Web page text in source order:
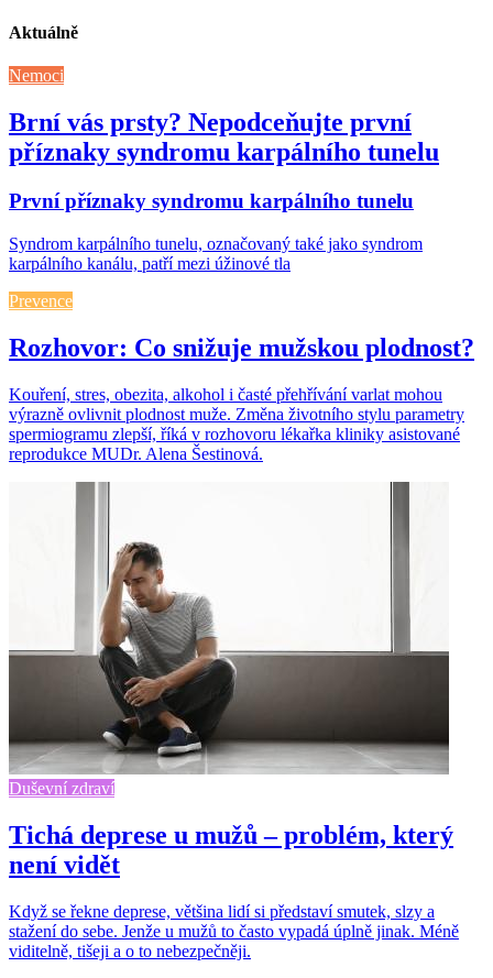
Aktuálně
Nemoci
Brní vás prsty? Nepodceňujte první
příznaky syndromu karpálního tunelu
První příznaky syndromu karpálního tunelu
Syndrom karpálního tunelu, označovaný také jako syndrom
karpálního kanálu, patří mezi úžinové tla
Prevence
Rozhovor: Co snižuje mužskou plodnost?
Kouření, stres, obezita, alkohol i časté přehřívání varlat mohou
výrazně ovlivnit plodnost muže. Změna životního stylu parametry
spermiogramu zlepší, říká v rozhovoru lékařka kliniky asistované
reprodukce MUDr. Alena Šestinová.
Duševní zdraví
Tichá deprese u mužů – problém, který
není vidět
Když se řekne deprese, většina lidí si představí smutek, slzy a
stažení do sebe. Jenže u mužů to často vypadá úplně jinak. Méně
viditelně, tišeji a o to nebezpečněji.